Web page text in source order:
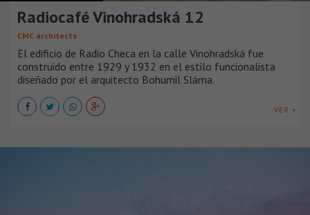
Radiocafé Vinohradská 12
CMC architects
El edificio de Radio Checa en la calle Vinohradská fue
construido entre 1929 y 1932 en el estilo funcionalista
diseñado por el arquitecto Bohumil Sláma.
VER +